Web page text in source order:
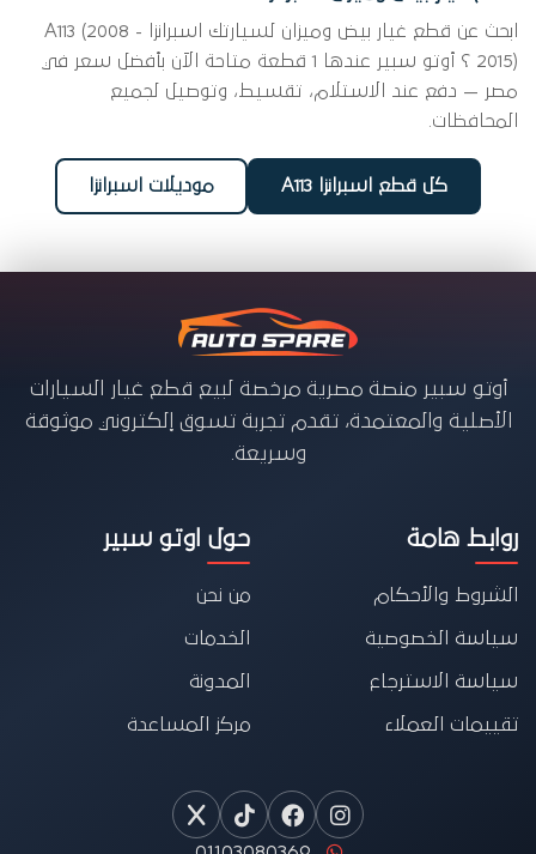
ابحث عن قطع غيار بيض وميزان لسيارتك اسبرانزا A113 (2008 -
2015) ؟ أوتو سبير عندها 1 قطعة متاحة الآن بأفضل سعر في
مصر — دفع عند الاستلام، تقسيط، وتوصيل لجميع
المحافظات.
كل قطع اسبرانزا A113 موديلات اسبرانزا
أوتو سبير منصة مصرية مرخصة لبيع قطع غيار السيارات
الأصلية والمعتمدة، تقدم تجربة تسوق إلكتروني موثوقة
وسريعة.
روابط هامة
الشروط والأحكام
سياسة الخصوصية
سياسة الاسترجاع
تقييمات العملاء
حول اوتو سبير
من نحن
الخدمات
المدونة
مركز المساعدة